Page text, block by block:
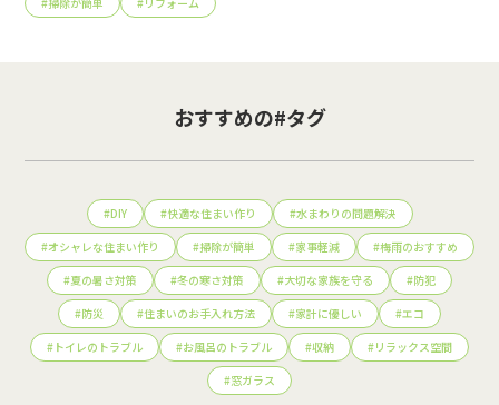
おすすめの#タグ
#DIY #快適な住まい作り #水まわりの問題解決
#オシャレな住まい作り #掃除が簡単 #家事軽減 #梅雨のおすすめ
#夏の暑さ対策 #冬の寒さ対策 #大切な家族を守る #防犯
#防災 #住まいのお手入れ方法 #家計に優しい #エコ
# トイレのトラブル #お風呂のトラブル #収納 #リラックス空間
#窓ガラス